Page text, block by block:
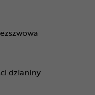
dzianiny